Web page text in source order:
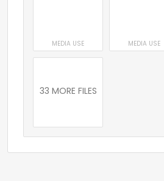
MEDIA USE MEDIA USE
33 MORE FILES